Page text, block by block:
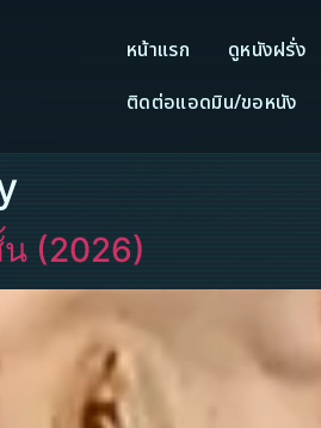
หน้าแรก ดูหนังฝรั่ง
ติดต่อแอดมิน/ขอหนัง
(2026)